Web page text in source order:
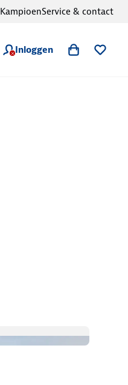
Inloggen
KampioenService & contact